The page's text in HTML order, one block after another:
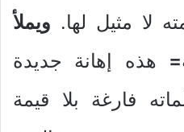
لا مثيل لها. ويملأ
هذه إهانة جديدة
فارغة بلا قيمة